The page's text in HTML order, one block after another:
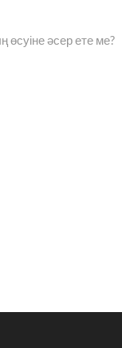
өсуіне әсер ете ме?